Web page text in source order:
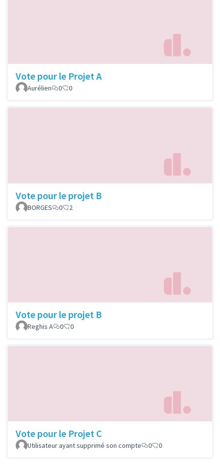
Vote pour le Projet A
Aurélien 0 0
Vote pour le projet B
BORGES 0 2
Vote pour le projet B
Reghis A 0 0
Vote pour le Projet C
Utilisateur ayant supprimé son compte 0 0